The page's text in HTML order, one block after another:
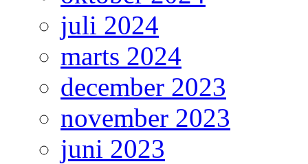
juli 2024
marts 2024
december 2023
november 2023
juni 2023